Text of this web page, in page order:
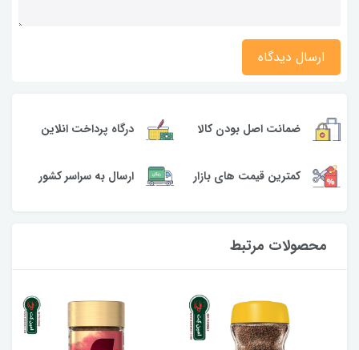
ارسال دیدگاه
ضمانت اصل بودن کالا درگاه پرداخت انلاین
کمترین قیمت های بازار ارسال به سراسر کشور
محصولات مرتبط